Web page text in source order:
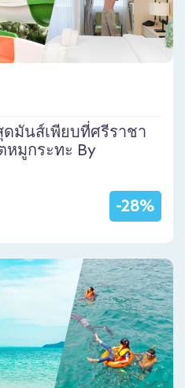
มันส์เพียบที่ศรีราชา
หมูกระทะ By
-28%